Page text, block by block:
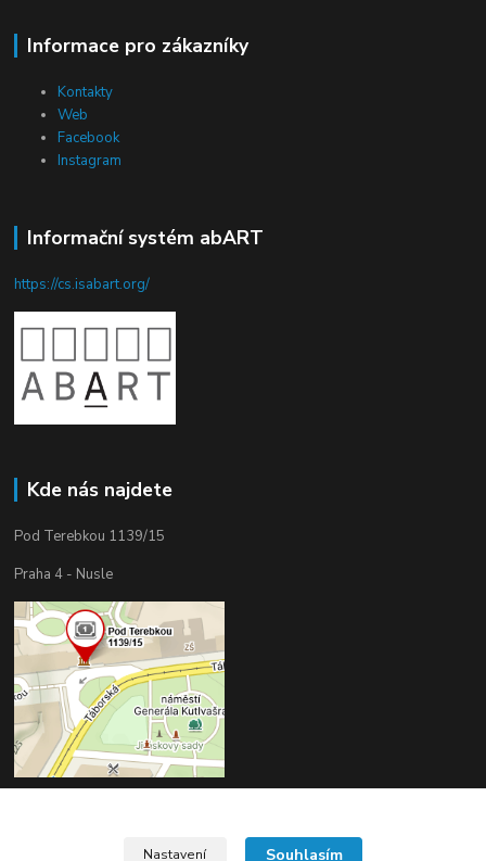
Informace pro zákazníky
Kontakty
Web
Facebook
Instagram
Informační systém abART
https://cs.isabart.org/
Kde nás najdete
Pod Terebkou 1139/15
Praha 4 - Nusle
Nastavení Souhlasím